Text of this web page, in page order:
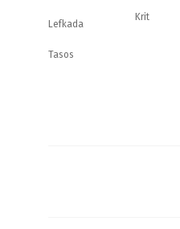
Lefkada
Tasos
Krit